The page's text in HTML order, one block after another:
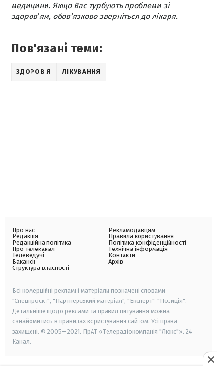
медицини. Якщо Вас турбують проблеми зі
здоровʼям, обов’язково зверніться до лікаря.
Пов'язані теми:
ЗДОРОВ'Я ЛІКУВАННЯ
Про нас
Редакція
Редакційна політика
Про телеканал
Телеведучі
Вакансії
Структура власності
Рекламодавцям
Правила користування
Політика конфіденційності
Технічна інформація
Контакти
Архів
Всі комерційні рекламні матеріали позначені словами
"Спецпроєкт", "Партнерський матеріал", "Експерт", "Позиція".
Детальніше щодо реклами та правил цитування можна
ознайомитись в правилах користування сайтом. Усі права
захищені. © 2005—2021, ПрАТ «Телерадіокомпанія "Люкс"», 24
Канал.